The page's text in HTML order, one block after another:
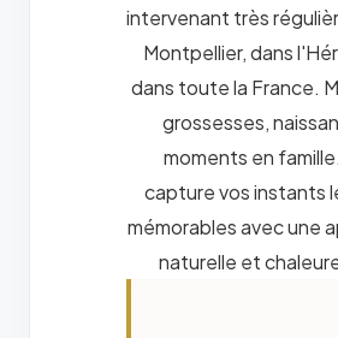
intervenant très
Montpellier, dans
dans toute la France.
grossesses,
moments en
capture vos instants
mémorables avec une
naturelle et